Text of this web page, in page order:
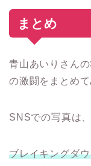
まとめ
青山あいりさん
の激闘をまとめて
SNSでの写真は
ブレイキングダ